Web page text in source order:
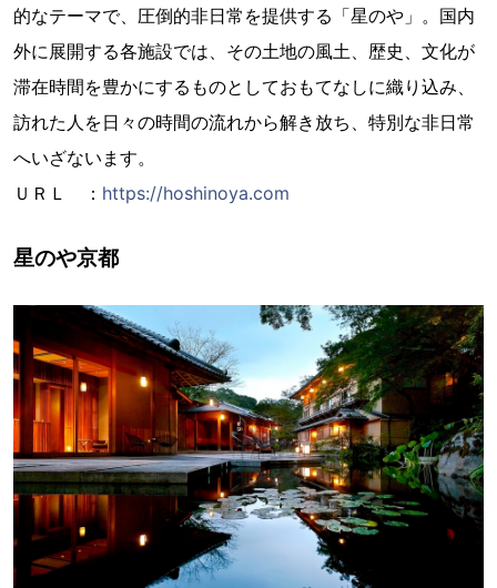
的なテーマで、圧倒的非日常を提供する「星のや」。国内
外に展開する各施設では、その土地の風土、歴史、文化が
滞在時間を豊かにするものとしておもてなしに織り込み、
訪れた人を日々の時間の流れから解き放ち、特別な非日常
へいざないます。
ＵＲＬ ： https://hoshinoya.com
星のや京都